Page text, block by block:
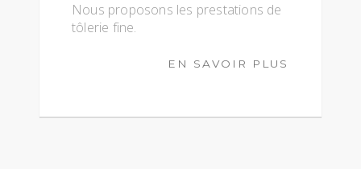
Nous proposons les prestations de
tôlerie fine.
EN SAVOIR PLUS